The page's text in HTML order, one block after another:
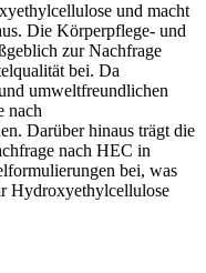
und macht
Die Körperpflege- und
zur Nachfrage
bei. Da
umweltfreundlichen
nach
Darüber hinaus trägt die
nach HEC in
bei, was
Hydroxyethylcellulose